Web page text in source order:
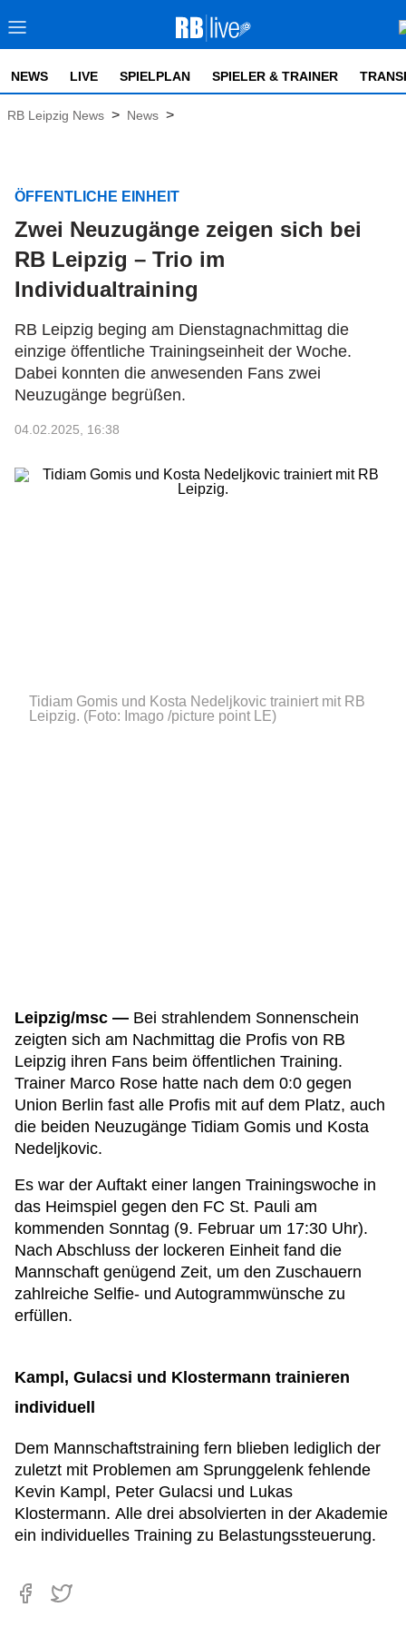
NEWS LIVE SPIELPLAN SPIELER & TRAINER
RB Leipzig News > News >
ÖFFENTLICHE EINHEIT
Zwei Neuzugänge zeigen sich bei
RB Leipzig – Trio im
Individualtraining
RB Leipzig beging am Dienstagnachmittag die
einzige öffentliche Trainingseinheit der Woche.
Dabei konnten die anwesenden Fans zwei
Neuzugänge begrüßen.
04.02.2025, 16:38
Tidiam Gomis und Kosta Nedeljkovic trainiert mit RB
Leipzig. (Foto: Imago /picture point LE)
Leipzig/msc — Bei strahlendem Sonnenschein
zeigten sich am Nachmittag die Profis von RB
Leipzig ihren Fans beim öffentlichen Training.
Trainer Marco Rose hatte nach dem 0:0 gegen
Union Berlin fast alle Profis mit auf dem Platz, auch
die beiden Neuzugänge Tidiam Gomis und Kosta
Nedeljkovic.
Es war der Auftakt einer langen Trainingswoche in
das Heimspiel gegen den FC St. Pauli am
kommenden Sonntag (9. Februar um 17:30 Uhr).
Nach Abschluss der lockeren Einheit fand die
Mannschaft genügend Zeit, um den Zuschauern
zahlreiche Selfie- und Autogrammwünsche zu
erfüllen.
Kampl, Gulacsi und Klostermann trainieren
individuell
Dem Mannschaftstraining fern blieben lediglich der
zuletzt mit Problemen am Sprunggelenk fehlende
Kevin Kampl, Peter Gulacsi und Lukas
Klostermann. Alle drei absolvierten in der Akademie
ein individuelles Training zu Belastungssteuerung.